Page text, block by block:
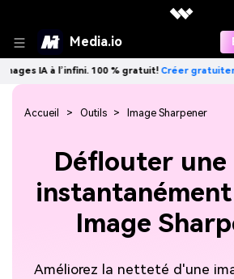
Media.io
l’infini. 100 % gratuit!Créer gratuitement→
Déflouter une
Image
Améliorez la netteté d'une
Accueil Outils Image Sharpener